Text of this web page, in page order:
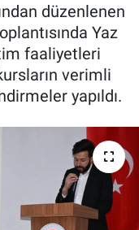
düzenlenen
Yaz
faaliyetleri
verimli
yapıldı.